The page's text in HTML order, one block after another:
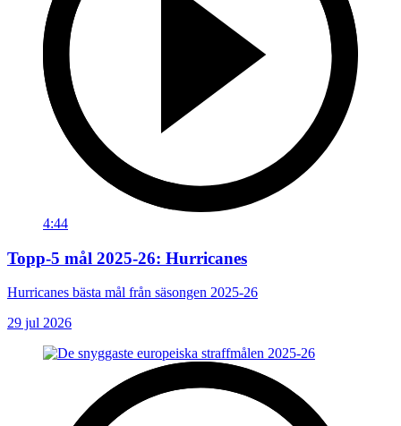
4:44
Topp-5 mål 2025-26: Hurricanes
Hurricanes bästa mål från säsongen 2025-26
29 jul 2026